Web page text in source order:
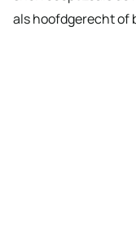
als hoofdgerecht of